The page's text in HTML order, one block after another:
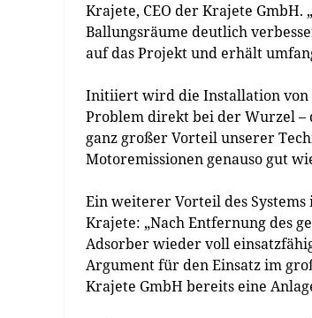
Krajete, CEO der Krajete
Ballungsräume deutlich
auf das Projekt und erhält
Initiiert wird die Installation von
Problem direkt bei der Wurzel –
ganz großer Vorteil unserer
Motoremissionen genauso gut
Ein weiterer Vorteil des
Krajete: „Nach Entfernung des
Adsorber wieder voll
Argument für den Einsatz im
Krajete GmbH bereits eine